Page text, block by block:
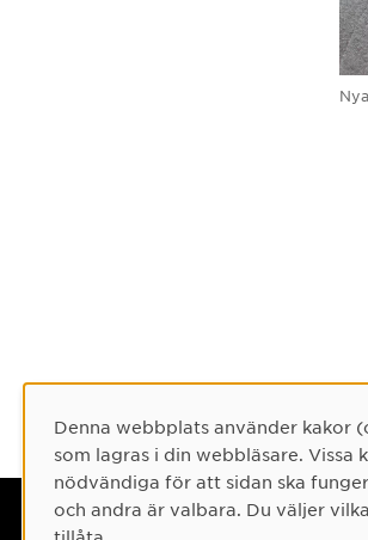
Cookie-samtycke
Denna webbplats använder kakor
som lagras i din webbläsare. Vissa
nödvändiga för att sidan ska
och andra är valbara. Du väljer